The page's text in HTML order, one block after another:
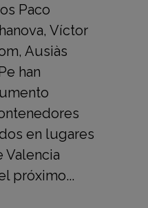
Paco
Víctor
Ausiàs
han
en lugares
próximo...